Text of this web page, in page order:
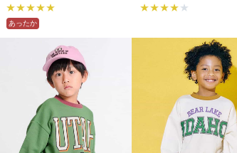
あったか